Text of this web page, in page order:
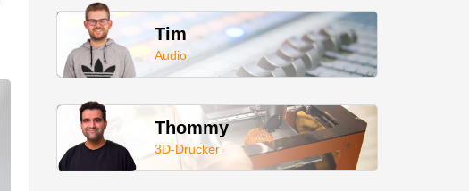
Tim
Audio
Thommy
3D-Drucker